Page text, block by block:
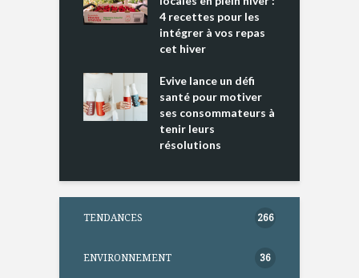
4 recettes pour les
intégrer à vos repas
cet hiver
Evive lance un défi
santé pour motiver
ses consommateurs à
tenir leurs
résolutions
TENDANCES 266
ENVIRONNEMENT 36